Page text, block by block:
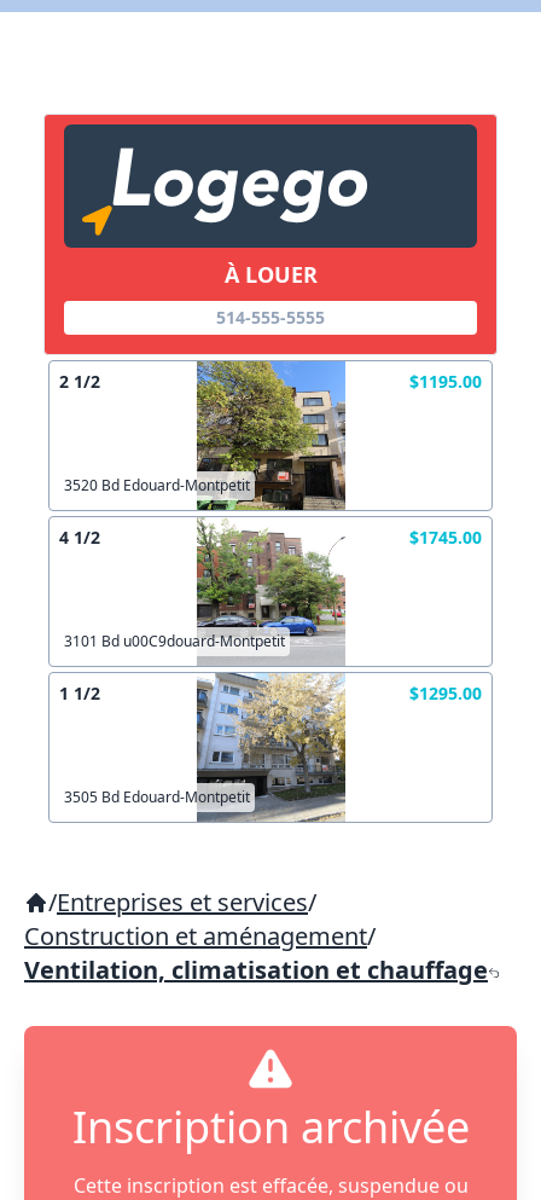
À LOUER
514-555-5555
2 1/2 $1195.00
3520 Bd Edouard-Montpetit
4 1/2 $1745.00
3101 Bd u00C9douard-Montpetit
1 1/2 $1295.00
3505 Bd Edouard-Montpetit
/Entreprises et services/
Construction et aménagement/
Ventilation, climatisation et chauffage
Inscription archivée
Cette inscription est effacée, suspendue ou
Lien vers inscription (sera inclus dans courriel)
Copier lien
X Fermer
X Fermer